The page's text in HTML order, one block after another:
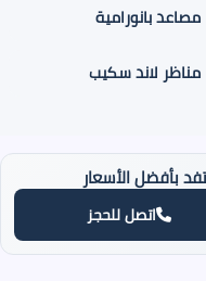
مصاعد بانورامية
مناظر لاند سكيب
بأفضل الأسعار
اتصل للحجز